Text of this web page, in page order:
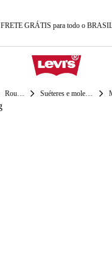
FRETE GRÁTIS para todo o
Roupas Suéteres e moletons